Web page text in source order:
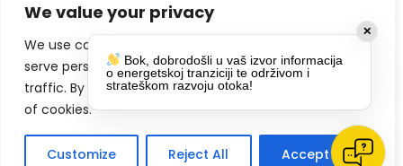
We value your privacy
We use cookies to enhance your browsing experience,
serve personalized ads or content, and analyze our
traffic. By clicking "Accept All", you consent to our use
of cookies.
Customize Reject All Accept All
Klikom na gumb dajete suglasnost za
primanje novosti Pokreta Otoka te se
slažete spolitikom privatnosti.
DRUŠTVENE MREŽE
✕
Bok, dobrodošli u vaš izvor informacija
o energetskoj tranziciji te održivom i
strateškom razvoju otoka!